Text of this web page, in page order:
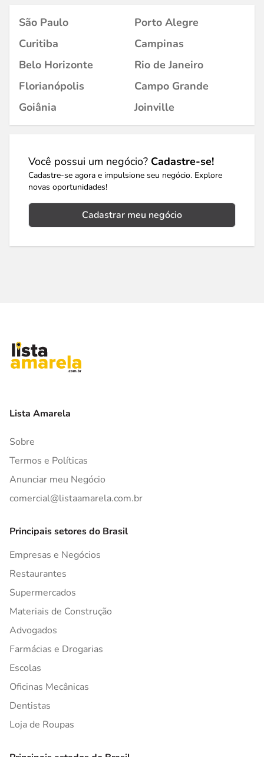
São Paulo
Porto Alegre
Curitiba
Campinas
Belo Horizonte
Rio de Janeiro
Florianópolis
Campo Grande
Goiânia
Joinville
Você possui um negócio? Cadastre-se!
Cadastre-se agora e impulsione seu negócio. Explore
novas oportunidades!
Cadastrar meu negócio
Lista Amarela
Sobre
Termos e Políticas
Anunciar meu Negócio
comercial@listaamarela.com.br
Principais setores do Brasil
Empresas e Negócios
Restaurantes
Supermercados
Materiais de Construção
Advogados
Farmácias e Drogarias
Escolas
Oficinas Mecânicas
Dentistas
Loja de Roupas